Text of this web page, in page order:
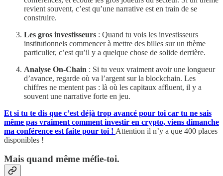
revient souvent, c’est qu’une narrative est en train de se
construire.
Les gros investisseurs : Quand tu vois les investisseurs
institutionnels commencer à mettre des billes sur un thème
particulier, c’est qu’il y a quelque chose de solide derrière.
Analyse On-Chain : Si tu veux vraiment avoir une longueur
d’avance, regarde où va l’argent sur la blockchain. Les
chiffres ne mentent pas : là où les capitaux affluent, il y a
souvent une narrative forte en jeu.
Et si tu te dis que c’est déjà trop avancé pour toi car tu ne sais
même pas vraiment comment investir en crypto, viens dimanche
ma conférence est faite pour toi ! Attention il n’y a que 400 places
disponibles !
Mais quand même méfie-toi.